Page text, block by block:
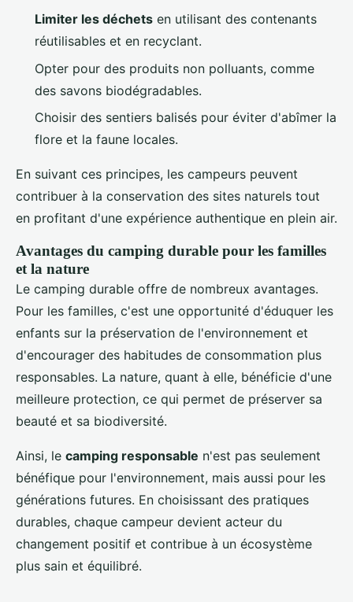
Limiter les déchets en utilisant des contenants
réutilisables et en recyclant.
Opter pour des produits non polluants, comme
des savons biodégradables.
Choisir des sentiers balisés pour éviter d'abîmer la
flore et la faune locales.
En suivant ces principes, les campeurs peuvent
contribuer à la conservation des sites naturels tout
en profitant d'une expérience authentique en plein air.
Avantages du camping durable pour les familles
et la nature
Le camping durable offre de nombreux avantages.
Pour les familles, c'est une opportunité d'éduquer les
enfants sur la préservation de l'environnement et
d'encourager des habitudes de consommation plus
responsables. La nature, quant à elle, bénéficie d'une
meilleure protection, ce qui permet de préserver sa
beauté et sa biodiversité.
Ainsi, le camping responsable n'est pas seulement
bénéfique pour l'environnement, mais aussi pour les
générations futures. En choisissant des pratiques
durables, chaque campeur devient acteur du
changement positif et contribue à un écosystème
plus sain et équilibré.